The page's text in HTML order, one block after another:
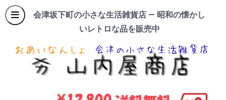
会津坂下町の小さな生活雑貨店 — 昭和の懐かし
いレトロな品を販売中